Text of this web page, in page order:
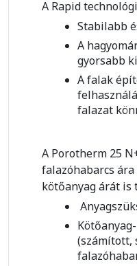
A Rapid
Stabilabb
A
gyorsabb
A falak
falazat
A Porotherm 25
falazóhabarcs
kötőanyag árát is
(számított,